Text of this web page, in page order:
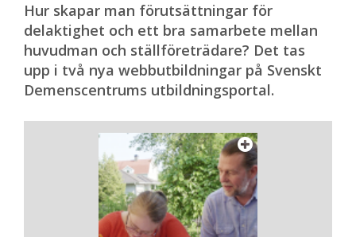
Hur skapar man förutsättningar för
delaktighet och ett bra samarbete mellan
huvudman och ställföreträdare? Det tas
upp i två nya webbutbildningar på Svenskt
Demenscentrums utbildningsportal.